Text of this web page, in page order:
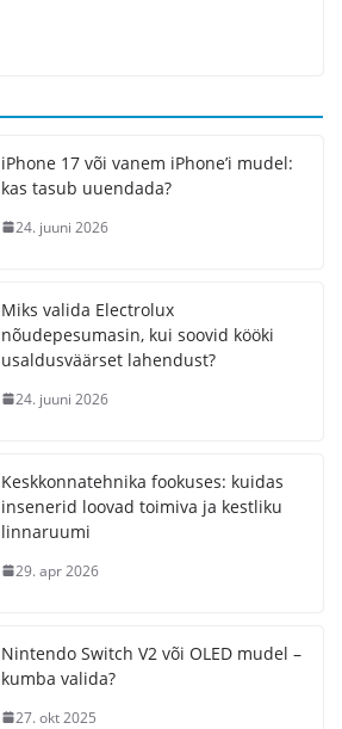
iPhone 17 või vanem iPhone’i mudel:
kas tasub uuendada?
24. juuni 2026
Miks valida Electrolux
nõudepesumasin, kui soovid kööki
usaldusväärset lahendust?
24. juuni 2026
Keskkonnatehnika fookuses: kuidas
insenerid loovad toimiva ja kestliku
linnaruumi
29. apr 2026
Nintendo Switch V2 või OLED mudel –
kumba valida?
27. okt 2025